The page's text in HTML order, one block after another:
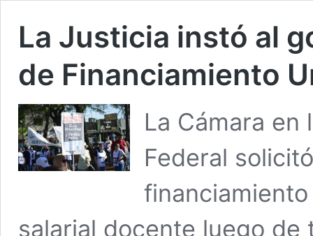
La Justicia instó al
de Financiamiento
La Cámara
Federal
salarial docente luego de